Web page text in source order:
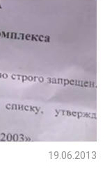
19.06.2013